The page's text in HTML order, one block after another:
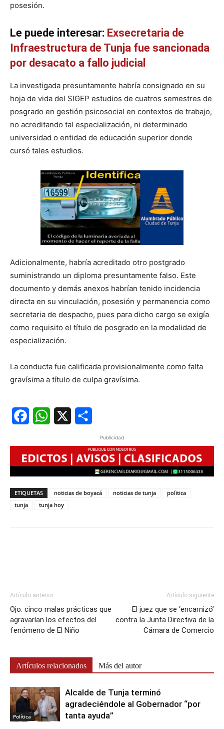
posesión.
Le puede interesar: Exsecretaria de
Infraestructura de Tunja fue sancionada
por desacato a fallo judicial
La investigada presuntamente habría consignado en su
hoja de vida del SIGEP estudios de cuatros semestres de
posgrado en gestión psicosocial en contextos de trabajo,
no acreditando tal especialización, ni determinado
universidad o entidad de educación superior donde
cursó tales estudios.
Adicionalmente, habría acreditado otro postgrado
suministrando un diploma presuntamente falso. Este
documento y demás anexos habrían tenido incidencia
directa en su vinculación, posesión y permanencia como
secretaria de despacho, pues para dicho cargo se exigía
como requisito el título de posgrado en la modalidad de
especialización.
La conducta fue calificada provisionalmente como falta
gravísima a título de culpa gravísima.
Publicidad
ETIQUETAS noticias de boyacá noticias de tunja
polìtica
tunja
tunja hoy
Artículo anterior
Ojo: cinco malas prácticas que
agravarían los efectos del
fenómeno de El Niño
Artículo siguiente
El juez que se ‘encarnizó’
contra la Junta Directiva de la
Cámara de Comercio
Artículos relacionados Más del autor
Política
Alcalde de Tunja terminó
agradeciéndole al Gobernador “por
tanta ayuda”